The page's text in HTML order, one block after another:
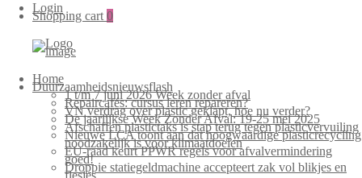
Login
Shopping cart 0
Home
Duurzaamheidsnieuwsflash
1 t/m 7 juni 2026 Week zonder afval
Repaircafés: cursus leren repareren?
VN verdrag over plastic geklapt, hoe nu verder?
De jaarlijkse Week Zonder Afval: 19-25 mei 2025
Afschaffen plastictaks is stap terug tegen plasticvervuiling
Nieuwe LCA toont aan dat hoogwaardige plasticrecycling
noodzakelijk is voor klimaatdoelen
EU-raad keurt PPWR regels voor afvalvermindering
goed!
Droppie statiegeldmachine accepteert zak vol blikjes en